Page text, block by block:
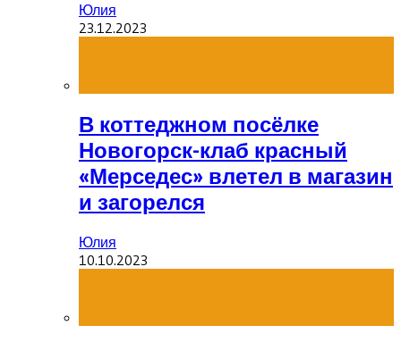
Юлия
23.12.2023
В коттеджном посёлке
Новогорск-клаб красный
«Мерседес» влетел в магазин
и загорелся
Юлия
10.10.2023